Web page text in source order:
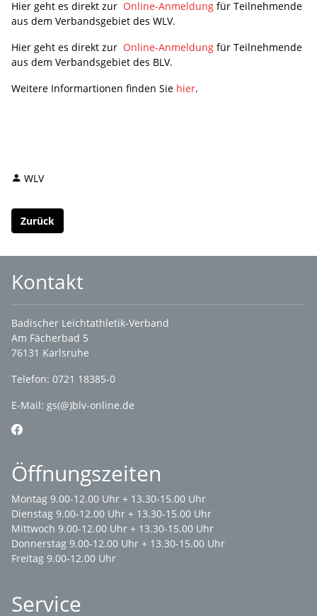
Hier geht es direkt zur Online-Anmeldung für Teilnehmende
aus dem Verbandsgebiet des WLV.
Hier geht es direkt zur Online-Anmeldung für Teilnehmende
aus dem Verbandsgebiet des BLV.
Weitere Informartionen finden Sie hier.
WLV
Zurück
Kontakt
Badischer Leichtathletik-Verband
Am Fächerbad 5
76131 Karlsruhe
Telefon: 0721 18385-0
E-Mail: gs(@)blv-online.de
Öffnungszeiten
Montag 9.00-12.00 Uhr + 13.30-15.00 Uhr
Dienstag 9.00-12.00 Uhr + 13.30-15.00 Uhr
Mittwoch 9.00-12.00 Uhr + 13.30-15.00 Uhr
Donnerstag 9.00-12.00 Uhr + 13.30-15.00 Uhr
Freitag 9.00-12.00 Uhr
Service